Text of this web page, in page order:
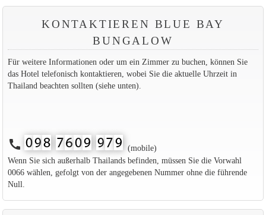
KONTAKTIEREN BLUE BAY
BUNGALOW
Für weitere Informationen oder um ein Zimmer zu buchen, können Sie
das Hotel telefonisch kontaktieren, wobei Sie die aktuelle Uhrzeit in
Thailand beachten sollten (siehe unten).
call
(mobile)
Wenn Sie sich außerhalb Thailands befinden, müssen Sie die Vorwahl
0066 wählen, gefolgt von der angegebenen Nummer ohne die führende
Null.